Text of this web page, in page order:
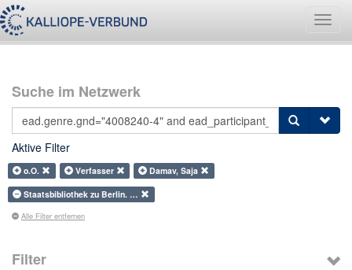
Suche im Netzwerk
Aktive Filter
o.O. Verfasser
Damav, Saja
Staatsbibliothek zu Berlin. …
Alle Filter entfernen
Filter